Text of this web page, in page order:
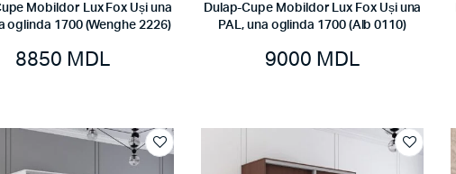
Mobildor Lux Fox Uși una
oglinda 1700 (Wenghe 2226)
8850 MDL
Dulap-Cupe Mobildor Lux Fox Uși una
PAL, una oglinda 1700 (Alb 0110)
9000 MDL